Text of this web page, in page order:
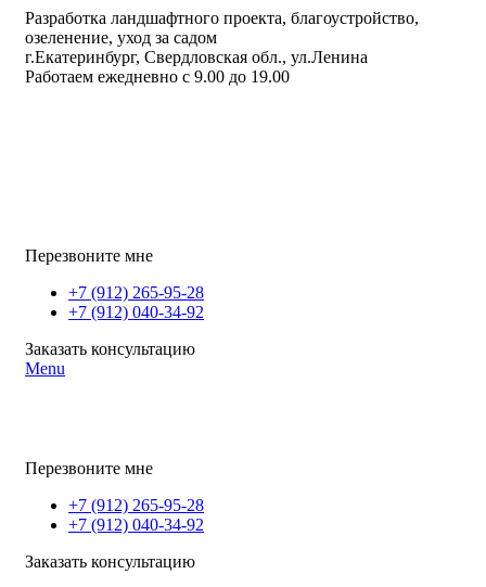
Разработка ландшафтного проекта, благоустройство,
озеленение, уход за садом
г.Екатеринбург, Свердловская обл., ул.Ленина
Работаем ежедневно с 9.00 до 19.00
Перезвоните мне
+7 (912) 265-95-28
+7 (912) 040-34-92
Заказать консультацию
Menu
Перезвоните мне
+7 (912) 265-95-28
+7 (912) 040-34-92
Заказать консультацию